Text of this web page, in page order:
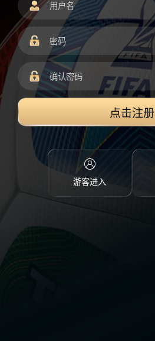
点击注册
游客进入